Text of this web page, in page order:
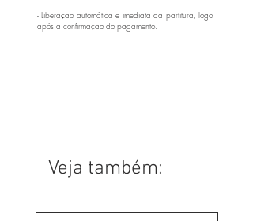
- Liberação automática e imediata da partitura, logo
após a confirmação do pagamento.
Veja também: